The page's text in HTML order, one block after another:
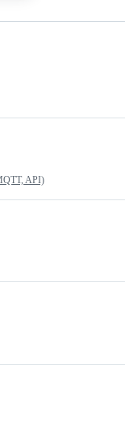
API)